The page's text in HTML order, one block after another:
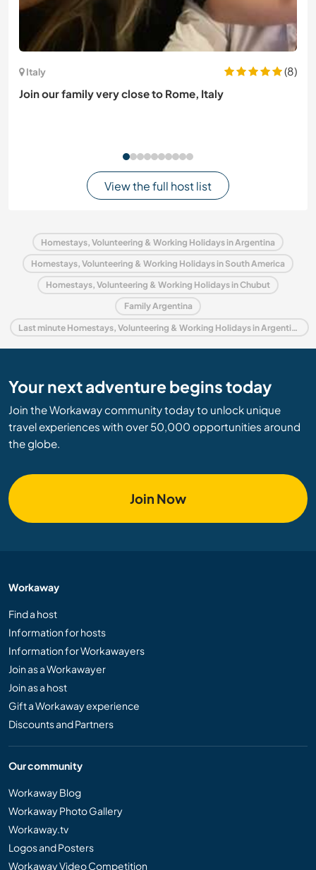
Italy
(8)
Join our family very close to Rome, Italy
View the full host list
Homestays, Volunteering & Working Holidays in Argentina
Homestays, Volunteering & Working Holidays in South America
Homestays, Volunteering & Working Holidays in Chubut
Family Argentina
Last minute Homestays, Volunteering & Working Holidays in Argentina
Your next adventure begins today
Join the Workaway community today to unlock unique
travel experiences with over 50,000 opportunities around
the globe.
Join Now
Workaway
Find a host
Information for hosts
Information for Workawayers
Join as a Workawayer
Join as a host
Gift a Workaway experience
Discounts and Partners
Our community
Workaway Blog
Workaway Photo Gallery
Workaway.tv
Logos and Posters
Workaway Video Competition